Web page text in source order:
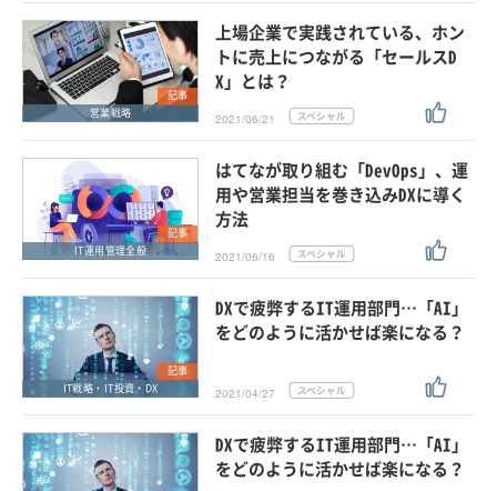
記事
営業戦略
上場企業で実践されている、ホン
トに売上につながる「セールスD
X」とは？
2021/06/21
記事
IT運用管理全般
はてなが取り組む「DevOps」、運
用や営業担当を巻き込みDXに導く
方法
2021/06/16
記事
IT戦略・IT投資・DX
DXで疲弊するIT運用部門…「AI」
をどのように活かせば楽になる？
2021/04/27
DXで疲弊するIT運用部門…「AI」
をどのように活かせば楽になる？